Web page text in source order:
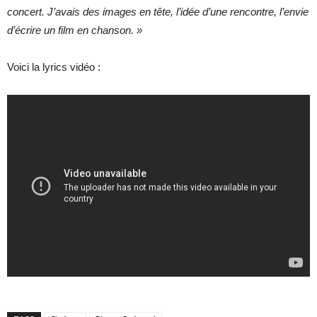
concert. J’avais des images en tête, l’idée d’une rencontre, l’envie
d’écrire un film en chanson. »
Voici la lyrics vidéo :